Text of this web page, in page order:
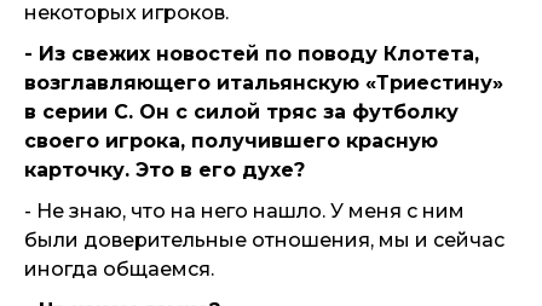
некоторых игроков.
- Из свежих новостей по поводу Клотета,
возглавляющего итальянскую «Триестину»
в серии С. Он с силой тряс за футболку
своего игрока, получившего красную
карточку. Это в его духе?
- Не знаю, что на него нашло. У меня с ним
были доверительные отношения, мы и сейчас
иногда общаемся.